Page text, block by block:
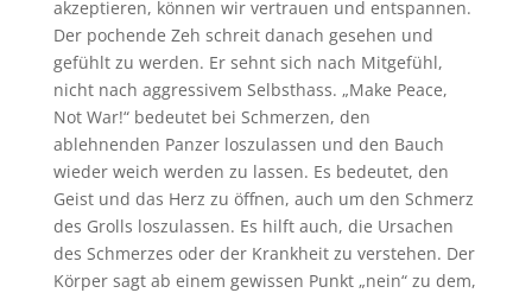
akzeptieren, können wir vertrauen und entspannen.
Der pochende Zeh schreit danach gesehen und
gefühlt zu werden. Er sehnt sich nach Mitgefühl,
nicht nach aggressivem Selbsthass. „Make Peace,
Not War!“ bedeutet bei Schmerzen, den
ablehnenden Panzer loszulassen und den Bauch
wieder weich werden zu lassen. Es bedeutet, den
Geist und das Herz zu öffnen, auch um den Schmerz
des Grolls loszulassen. Es hilft auch, die Ursachen
des Schmerzes oder der Krankheit zu verstehen. Der
Körper sagt ab einem gewissen Punkt „nein“ zu dem,